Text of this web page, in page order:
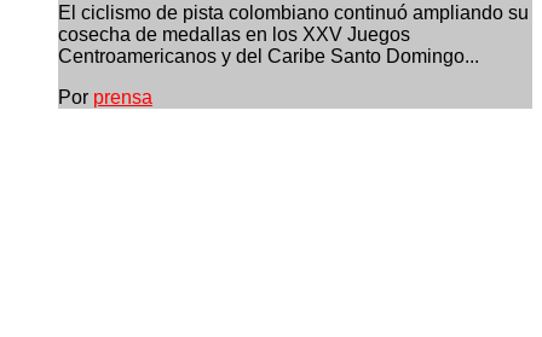
El ciclismo de pista colombiano continuó ampliando su
cosecha de medallas en los XXV Juegos
Centroamericanos y del Caribe Santo Domingo...
Por prensa